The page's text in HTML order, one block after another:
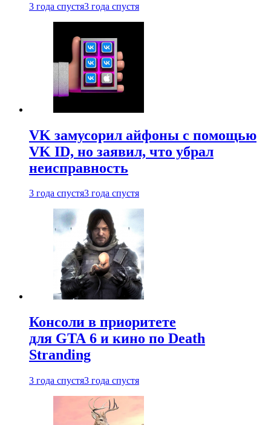
3 года спустя3 года спустя
VK замусорил айфоны с помощью
VK ID, но заявил, что убрал
неисправность
3 года спустя3 года спустя
Консоли в приоритете
для GTA 6 и кино по Death
Stranding
3 года спустя3 года спустя